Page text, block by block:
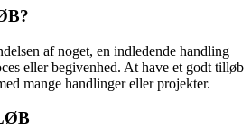
af noget, en indledende handling
eller begivenhed. At have et godt tilløb
mange handlinger eller projekter.